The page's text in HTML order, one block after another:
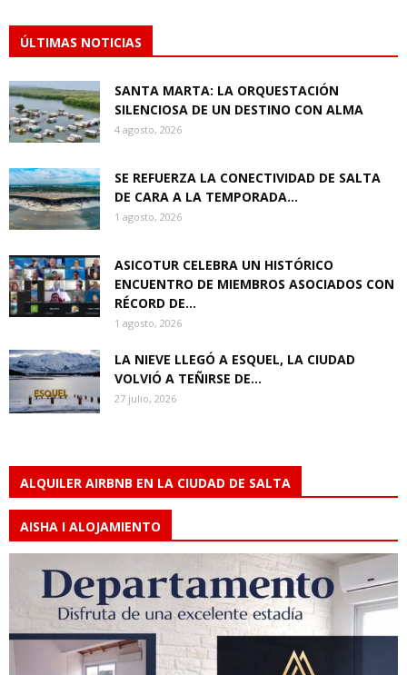
ÚLTIMAS NOTICIAS
SANTA MARTA: LA ORQUESTACIÓN
SILENCIOSA DE UN DESTINO CON ALMA
4 agosto, 2026
SE REFUERZA LA CONECTIVIDAD DE SALTA
DE CARA A LA TEMPORADA...
1 agosto, 2026
ASICOTUR CELEBRA UN HISTÓRICO
ENCUENTRO DE MIEMBROS ASOCIADOS CON
RÉCORD DE...
1 agosto, 2026
LA NIEVE LLEGÓ A ESQUEL, LA CIUDAD
VOLVIÓ A TEÑIRSE DE...
27 julio, 2026
ALQUILER AIRBNB EN LA CIUDAD DE SALTA
AISHA I ALOJAMIENTO